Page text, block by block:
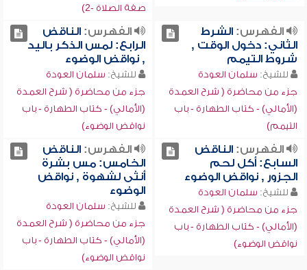
صفة الصلاة -2)
الفهرس:الشرط
الثاني: دخول الوقت ,
شروط التيمم
للشيخ: سلمان العودة
جزء من محاضرة ( شرح العمدة
(الأمالي) - كتاب الطهارة - باب
التيمم)
الفهرس:الناقض
الرابع: لمس الذكر باليد
, نواقض الوضوء
للشيخ: سلمان العودة
جزء من محاضرة ( شرح العمدة
(الأمالي) - كتاب الطهارة - باب
نواقض الوضوء)
الفهرس:الناقض
السابع: أكل لحم
الجزور , نواقض الوضوء
للشيخ: سلمان العودة
جزء من محاضرة ( شرح العمدة
(الأمالي) - كتاب الطهارة - باب
نواقض الوضوء)
الفهرس:الناقض
الخامس: مس بشرة
أنثى لشهوة , نواقض
الوضوء
للشيخ: سلمان العودة
جزء من محاضرة ( شرح العمدة
(الأمالي) - كتاب الطهارة - باب
نواقض الوضوء)